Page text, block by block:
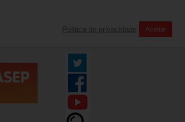
Política de privacidade Aceitar